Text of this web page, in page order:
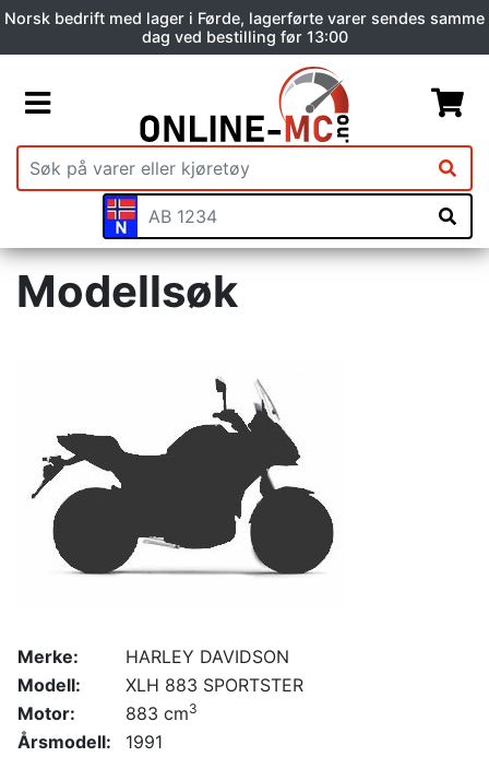
Norsk bedrift med lager i Førde, lagerførte varer sendes samme
dag ved bestilling før 13:00
Modellsøk
Merke:
HARLEY DAVIDSON
Modell:
XLH 883 SPORTSTER
Motor:
883 cm3
Årsmodell:
1991